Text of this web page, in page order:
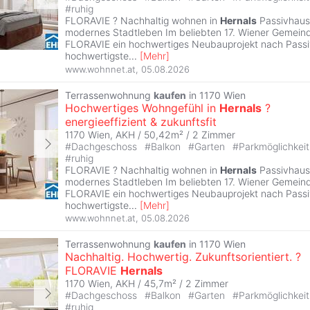
#ruhig
FLORAVIE ? Nachhaltig wohnen in Hernals
modernes Stadtleben Im beliebten 17. Wiener
FLORAVIE ein hochwertiges Neubauprojekt nach
hochwertigste... [Mehr]
www.wohnnet.at 05.08.2026
Terrassenwohnung kaufen in 1170 Wien
Hochwertiges Wohngefühl in Hernals ?
energieeffizient & zukunftsfit
1170 Wien, AKH / 50,42m² / 2 Zimmer
#Dachgeschoss #Balkon #Garten #
#ruhig
FLORAVIE ? Nachhaltig wohnen in Hernals
modernes Stadtleben Im beliebten 17. Wiener
FLORAVIE ein hochwertiges Neubauprojekt nach
hochwertigste... [Mehr]
www.wohnnet.at, 05.08.2026
Terrassenwohnung kaufen in 1170 Wien
Nachhaltig. Hochwertig. Zukunftsorientiert. ?
FLORAVIE Hernals
1170 Wien, AKH / 45,7m² / 2 Zimmer
#Dachgeschoss #Balkon #Garten #
#ruhig